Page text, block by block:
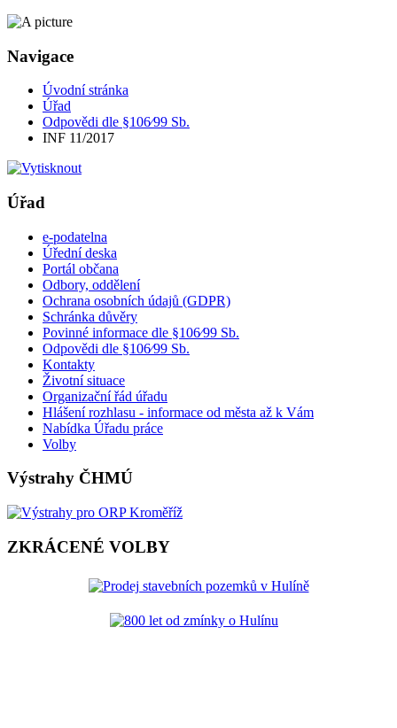
Navigace
Úvodní stránka
Úřad
Odpovědi dle §106⁄99 Sb.
INF 11/2017
Úřad
e-podatelna
Úřední deska
Portál občana
Odbory, oddělení
Ochrana osobních údajů (GDPR)
Schránka důvěry
Povinné informace dle §106⁄99 Sb.
Odpovědi dle §106⁄99 Sb.
Kontakty
Životní situace
Organizační řád úřadu
Hlášení rozhlasu - informace od města až k Vám
Nabídka Úřadu práce
Volby
Výstrahy ČHMÚ
ZKRÁCENÉ VOLBY